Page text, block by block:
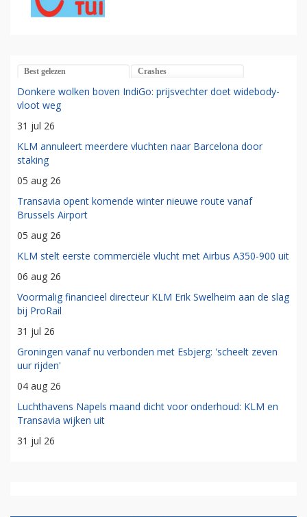
Best gelezen Crashes
Donkere wolken boven IndiGo: prijsvechter doet widebody-
vloot weg
31 jul 26
KLM annuleert meerdere vluchten naar Barcelona door
staking
05 aug 26
Transavia opent komende winter nieuwe route vanaf
Brussels Airport
05 aug 26
KLM stelt eerste commerciële vlucht met Airbus A350-900 uit
06 aug 26
Voormalig financieel directeur KLM Erik Swelheim aan de slag
bij ProRail
31 jul 26
Groningen vanaf nu verbonden met Esbjerg: 'scheelt zeven
uur rijden'
04 aug 26
Luchthavens Napels maand dicht voor onderhoud: KLM en
Transavia wijken uit
31 jul 26